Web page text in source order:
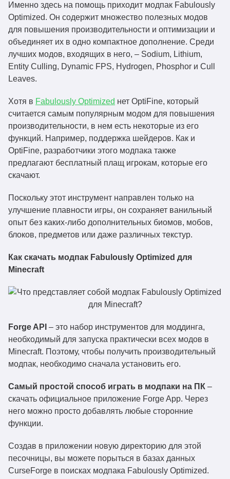
Именно здесь на помощь приходит модпак Fabulously
Optimized. Он содержит множество полезных модов
для повышения производительности и оптимизации и
объединяет их в одно компактное дополнение. Среди
лучших модов, входящих в него, – Sodium, Lithium,
Entity Culling, Dynamic FPS, Hydrogen, Phosphor и Cull
Leaves.
Хотя в Fabulously Optimized нет OptiFine, который
считается самым популярным модом для повышения
производительности, в нем есть некоторые из его
функций. Например, поддержка шейдеров. Как и
OptiFine, разработчики этого модпака также
предлагают бесплатный плащ игрокам, которые его
скачают.
Поскольку этот инструмент направлен только на
улучшение плавности игры, он сохраняет ванильный
опыт без каких-либо дополнительных биомов, мобов,
блоков, предметов или даже различных текстур.
Как скачать модпак Fabulously Optimized для
Minecraft
Forge API – это набор инструментов для моддинга,
необходимый для запуска практически всех модов в
Minecraft. Поэтому, чтобы получить производительный
модпак, необходимо сначала установить его.
Самый простой способ играть в модпаки на ПК –
скачать официальное приложение Forge App. Через
него можно просто добавлять любые сторонние
функции.
Создав в приложении новую директорию для этой
песочницы, вы можете порыться в базах данных
CurseForge в поисках модпака Fabulously Optimized.